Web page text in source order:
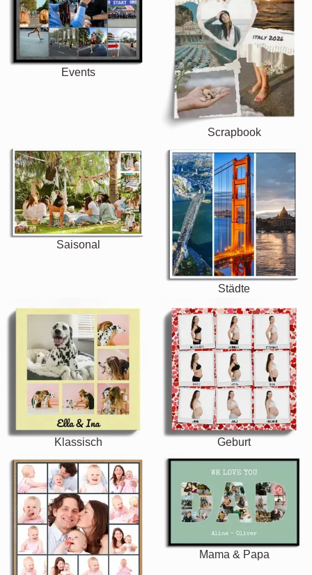
Events
Scrapbook
Saisonal
Städte
Klassisch Geburt
Mama & Papa